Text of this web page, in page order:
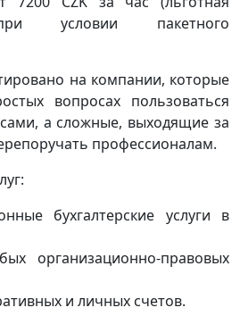
условии пакетного
на компании, которые
вопросах пользоваться
а сложные, выходящие за
профессионалам.
бухгалтерские услуги в
организационно-правовых
и личных счетов.